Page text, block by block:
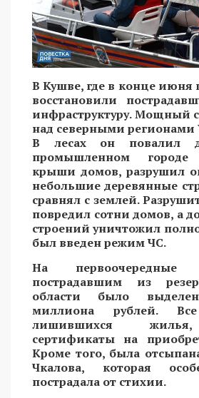
В Кушве, где в конце июня
восстановили
инфраструктуру. Мощный
над северными регионами
В лесах он повалил
промышленном
крыши домов, разрушил
небольшие деревянные
сравнял с землей.
повредил сотни домов, а
строений уничтожил
был введен режим ЧС.
На первоочередные
пострадавшим из
области было
миллиона рублей.
лишившихся
сертификаты на
Кроме того, была
Чкалова, которая
пострадала от стихии.